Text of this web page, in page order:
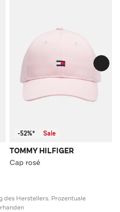
-52%* Sale
TOMMY HILFIGER
Cap rosé
des Herstellers. Prozentuale